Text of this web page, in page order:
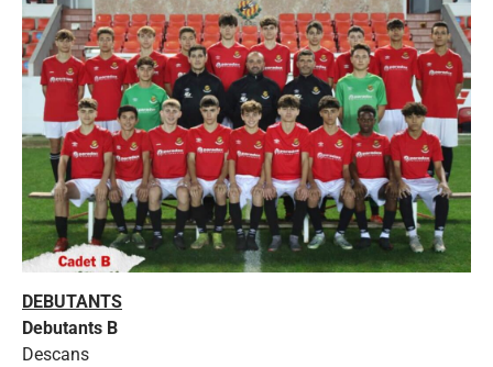
DEBUTANTS
Debutants B
Descans